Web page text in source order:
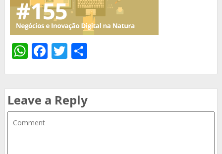
WhatsApp
Facebook
Twitter
Leave a Reply